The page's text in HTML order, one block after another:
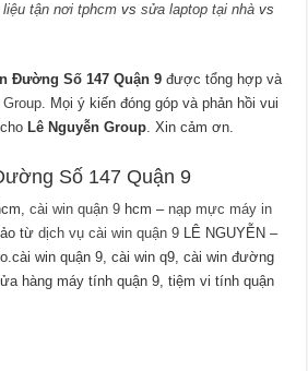
tận nơi tphcm vssửa laptop tại nhà vs
Đường Số 147 Quận 9 được tổng hợp và
Group. Mọi ý kiến đóng góp và phản hồi vui
cho Lê Nguyễn Group. Xin cảm ơn.
Số 147 Quận 9
cài win quận 9 hcm – nạp mực máy in
từdịch vụ cài win quận 9 LÊ NGUYỄN –
win quận 9, cài win q9, cài win đường
hàng máy tính quận 9, tiệm vi tính quận